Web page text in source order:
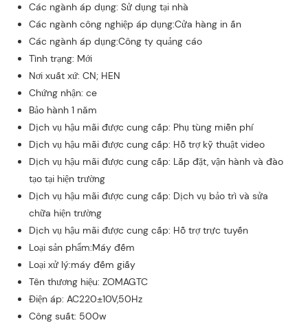
Các ngành áp dụng: Sử dụng tại nhà
Các ngành công nghiệp áp dụng:Cửa hàng in ấn
Các ngành áp dụng:Công ty quảng cáo
Tình trạng: Mới
Nơi xuất xứ: CN; HEN
Chứng nhận: ce
Bảo hành 1 năm
Dịch vụ hậu mãi được cung cấp: Phụ tùng miễn phí
Dịch vụ hậu mãi được cung cấp: Hỗ trợ kỹ thuật video
Dịch vụ hậu mãi được cung cấp: Lắp đặt, vận hành và đào
tạo tại hiện trường
Dịch vụ hậu mãi được cung cấp: Dịch vụ bảo trì và sửa
chữa hiện trường
Dịch vụ hậu mãi được cung cấp: Hỗ trợ trực tuyến
Loại sản phẩm:Máy đếm
Loại xử lý:máy đếm giấy
Tên thương hiệu: ZOMAGTC
Điện áp: AC220±10V,50Hz
Công suất: 500w